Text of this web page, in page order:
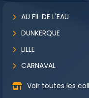
AU FIL DE L'EAU
DUNKERQUE
LILLE
CARNAVAL
Voir toutes les